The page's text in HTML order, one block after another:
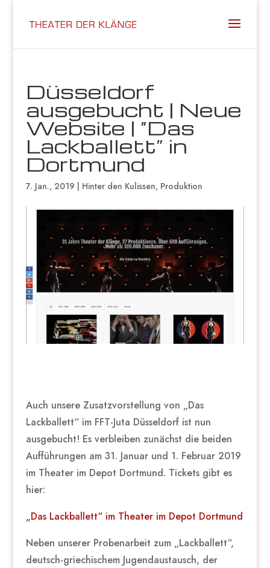
Düsseldorf
ausgebucht | Neue
Website | “Das
Lackballett” in
Dortmund
7. Jan., 2019 Hinter den Kulissen, Produktion
Auch unsere Zusatzvorstellung von „Das
Lackballett“ im FFT-Juta Düsseldorf ist nun
ausgebucht! Es verbleiben zunächst die beiden
Aufführungen am 31. Januar und 1. Februar 2019
im Theater im Depot Dortmund. Tickets gibt es
hier:
„Das Lackballett“ im Theater im Depot Dortmund
Neben unserer Probenarbeit zum „Lackballett“,
deutsch-griechischem Jugendaustausch, der